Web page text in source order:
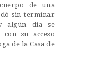
de una
sin terminar
algún día se
su acceso
de la Casa de